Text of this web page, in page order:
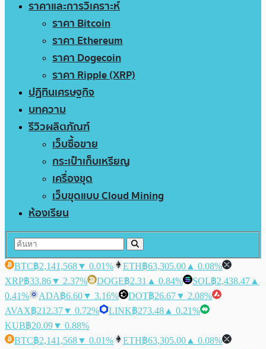
ราคาและการวิเคราะห์
ราคา Bitcoin
ราคา Ethereum
ราคา Dogecoin
ราคา Ripple (XRP)
ปฏิทินเศรษฐกิจ
บทความ
รีวิวผลิตภัณฑ์
เว็บซื้อขาย
กระเป๋าเก็บเหรียญ
เครื่องขุด
เว็บขุดแบบ Cloud Mining
ห้องเรียน
BTC฿2,141,568▼ 0.01% ETH฿63,305.00 ▲ 0.08%
XRP฿33.86▼ 2.37% DOGE฿2.31 ▲ 0.84% SOL฿2,438.47 ▲
0.41%
ADA฿6.60▼ 3.16% DOT฿26.67▼ 2.08%
AVAX฿212.37▼ 0.72% LINK฿273.48 ▲ 0.21%
KUB฿20.09▼ 0.88%
BTC฿2,141,568▼ 0.01% ETH฿63,305.00 ▲ 0.08%